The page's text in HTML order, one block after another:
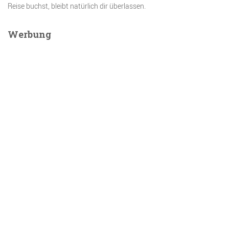
Reise buchst, bleibt natürlich dir überlassen.
Werbung